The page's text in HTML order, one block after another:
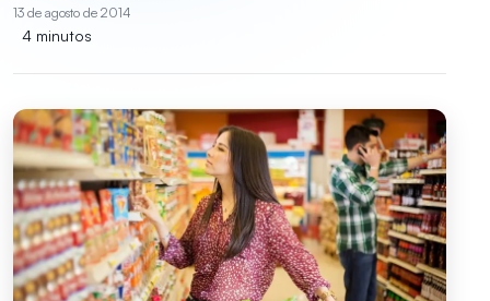
13 de agosto de 2014
4 minutos